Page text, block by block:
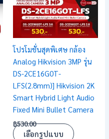
โปรโมชั่นสุดพิเศษ กล้อง
Analog Hikvision 3MP รุ่น
DS-2CE16G0T-
LFS(2.8mm)] Hikvision 2K
Smart Hybrid Light Audio
Fixed Mini Bullet Camera
฿530.00
เลือกรูปแบบ
variants.
The
options
be
chosen
on
the
product
page